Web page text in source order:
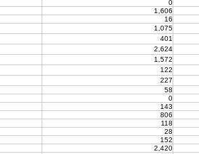
0
1,606
16
1,075
401
2,624
1,572
122
227
58
0
143
806
118
28
152
2,420